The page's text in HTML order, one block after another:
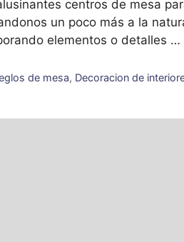
centros de mesa
un poco más a la
elementos o detalles …
de mesa, Decoracion de